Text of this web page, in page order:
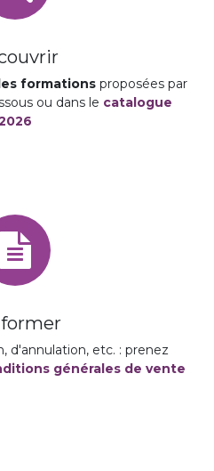
formationsproposées par
ou dans le catalogue
d'annulation, etc. : prenez
générales de vente